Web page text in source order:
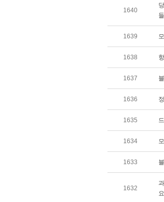
1640
1639
1638
1637
1636
1635
1634
1633
1632